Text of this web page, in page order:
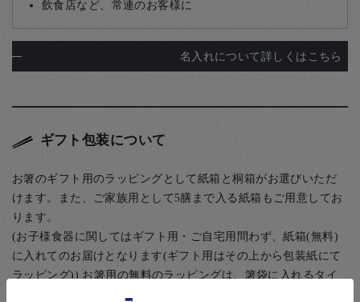
飲食店など、常連のお客様に
名入れについて詳しくはこちら
ギフト包装について
お箸のギフト用のラッピングとして紙箱と桐箱がお選びいただ
けます。また、ご家族用として5膳まで入る紙箱もご用意してお
ります。
(お子様食器に関してはギフト用・ご自宅用問わず、紙箱(無料)
に入れてのお届けとなります(ギフト用はその上から包装紙にて
ラッピング)) お箸用の無料のラッピングは、箸袋に入れるタイ